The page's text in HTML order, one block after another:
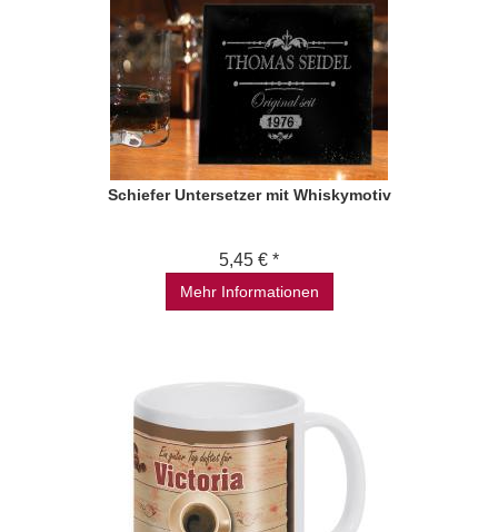
Schiefer Untersetzer mit Whiskymotiv
5,45 € *
Mehr Informationen